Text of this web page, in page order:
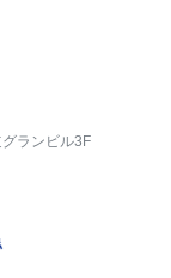
ランビル3F